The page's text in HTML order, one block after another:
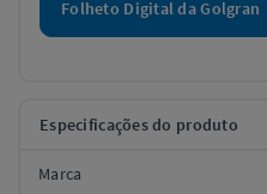
Folheto Digital da Golgran
Especificações do produto
Marca